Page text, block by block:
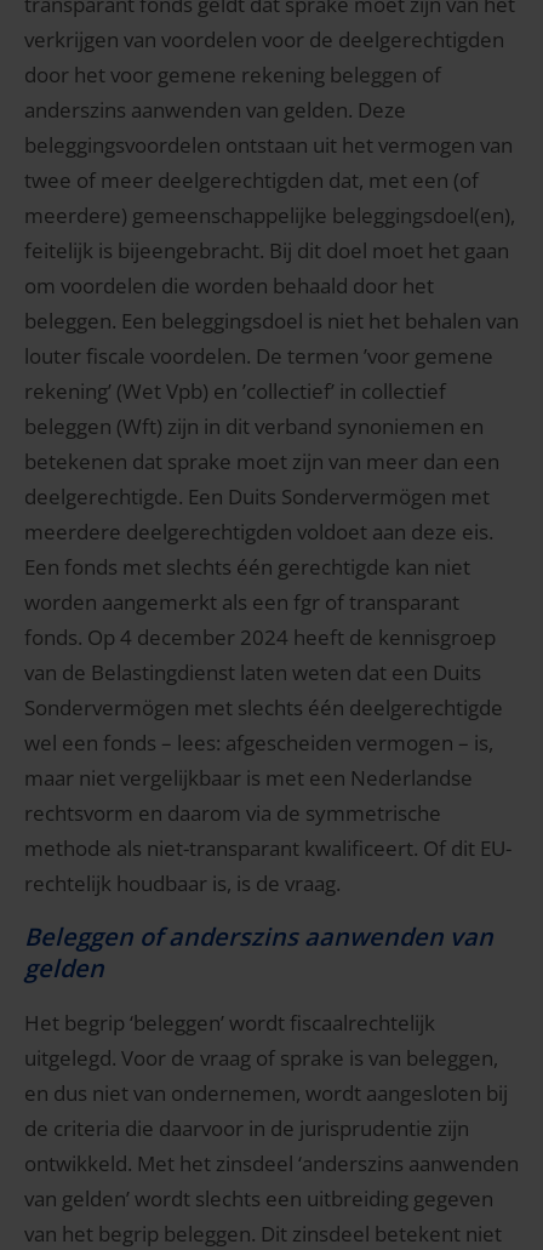
verkrijgen van voordelen voor de deelgerechtigden
door het voor gemene rekening beleggen of
anderszins aanwenden van gelden. Deze
beleggingsvoordelen ontstaan uit het vermogen van
twee of meer deelgerechtigden dat, met een (of
meerdere) gemeenschappelijke beleggingsdoel(en),
feitelijk is bijeengebracht. Bij dit doel moet het gaan
om voordelen die worden behaald door het
beleggen. Een beleggingsdoel is niet het behalen van
louter fiscale voordelen. De termen ’voor gemene
rekening’ (Wet Vpb) en ’collectief’ in collectief
beleggen (Wft) zijn in dit verband synoniemen en
betekenen dat sprake moet zijn van meer dan een
deelgerechtigde. Een Duits Sondervermögen met
meerdere deelgerechtigden voldoet aan deze eis.
Een fonds met slechts één gerechtigde kan niet
worden aangemerkt als een fgr of transparant
fonds. Op 4 december 2024 heeft de kennisgroep
van de Belastingdienst laten weten dat een Duits
Sondervermögen met slechts één deelgerechtigde
wel een fonds – lees: afgescheiden vermogen – is,
maar niet vergelijkbaar is met een Nederlandse
rechtsvorm en daarom via de symmetrische
methode als niet-transparant kwalificeert. Of dit EU-
rechtelijk houdbaar is, is de vraag.
Beleggen of anderszins aanwenden van
gelden
Het begrip ‘beleggen’ wordt fiscaalrechtelijk
uitgelegd. Voor de vraag of sprake is van beleggen,
en dus niet van ondernemen, wordt aangesloten bij
de criteria die daarvoor in de jurisprudentie zijn
ontwikkeld. Met het zinsdeel ‘anderszins aanwenden
van gelden’ wordt slechts een uitbreiding gegeven
van het begrip beleggen. Dit zinsdeel betekent niet